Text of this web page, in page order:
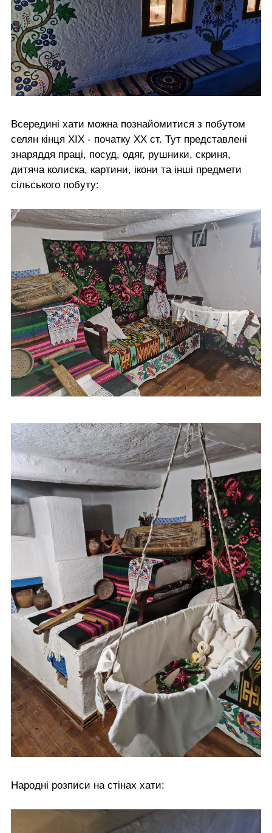
Всередині хати можна познайомитися з побутом
селян кінця ХІХ - початку ХХ ст. Тут представлені
знаряддя праці, посуд, одяг, рушники, скриня,
дитяча колиска, картини, ікони та інші предмети
сільського побуту:
Народні розписи на стінах хати: